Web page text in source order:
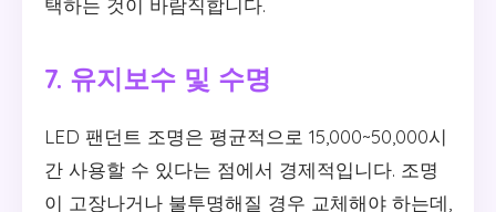
7. 유지보수 및 수명
LED 팬던트 조명은 평균적으로 15,000~50,000시
간 사용할 수 있다는 점에서 경제적입니다. 조명
이 고장나거나 불투명해질 경우 교체해야 하는데,